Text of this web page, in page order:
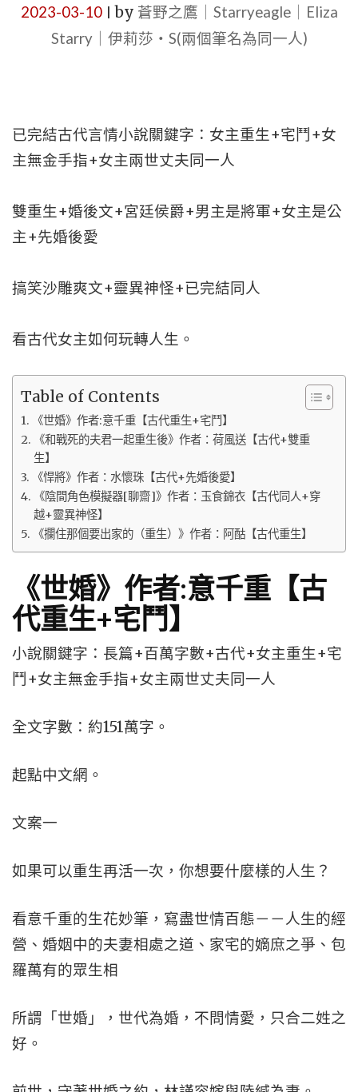
2023-03-10| by 蒼野之鷹｜Starryeagle｜Eliza
Starry｜伊莉莎・S(兩個筆名為同一人)
已完結古代言情小說關鍵字：女主重生+宅鬥+女
主無金手指+女主兩世丈夫同一人
雙重生+婚後文+宮廷侯爵+男主是將軍+女主是公
主+先婚後愛
搞笑沙雕爽文+靈異神怪+已完結同人
看古代女主如何玩轉人生。
Table of Contents
《世婚》作者:意千重【古代重生+宅鬥】
《和戰死的夫君一起重生後》作者：荷風送【古代+雙重
生】
《悍將》作者：水懷珠【古代+先婚後愛】
《陰間角色模擬器[聊齋]》作者：玉食錦衣【古代同人+穿
越+靈異神怪】
《攔住那個要出家的（重生）》作者：阿酤【古代重生】
《世婚》作者:意千重【古
代重生+宅鬥】
小說關鍵字：長篇+百萬字數+古代+女主重生+宅
鬥+女主無金手指+女主兩世丈夫同一人
全文字數：約151萬字。
起點中文網。
文案一
如果可以重生再活一次，你想要什麼樣的人生？
看意千重的生花妙筆，寫盡世情百態－－人生的經
營、婚姻中的夫妻相處之道、家宅的嫡庶之爭、包
羅萬有的眾生相
所謂「世婚」，世代為婚，不問情愛，只合二姓之
好。